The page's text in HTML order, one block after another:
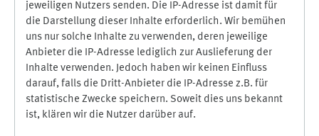
jeweiligen Nutzers senden. Die IP-Adresse ist damit für
die Darstellung dieser Inhalte erforderlich. Wir bemühen
uns nur solche Inhalte zu verwenden, deren jeweilige
Anbieter die IP-Adresse lediglich zur Auslieferung der
Inhalte verwenden. Jedoch haben wir keinen Einfluss
darauf, falls die Dritt-Anbieter die IP-Adresse z.B. für
statistische Zwecke speichern. Soweit dies uns bekannt
ist, klären wir die Nutzer darüber auf.